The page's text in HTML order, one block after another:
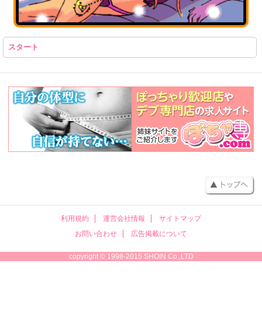
スタート
利用規約 運営会社情報
サイトマップ
お問い合わせ
広告掲載について
copyright © 1998-2015 SHOIN Co.,LTD